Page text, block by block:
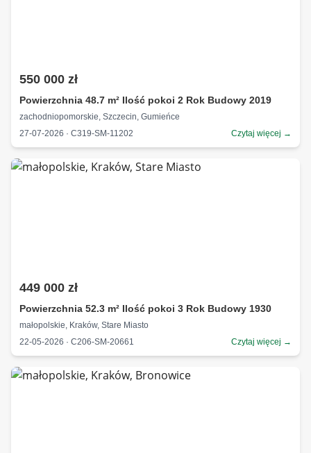
550 000 zł
Powierzchnia 48.7 m² Ilość pokoi 2 Rok Budowy 2019
zachodniopomorskie, Szczecin, Gumieńce
27-07-2026 · C319-SM-11202
Czytaj więcej →
449 000 zł
Powierzchnia 52.3 m² Ilość pokoi 3 Rok Budowy 1930
małopolskie, Kraków, Stare Miasto
22-05-2026 · C206-SM-20661
Czytaj więcej →